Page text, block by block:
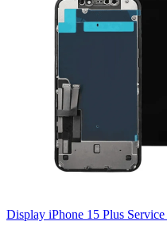
Display iPhone 15 Plus Service